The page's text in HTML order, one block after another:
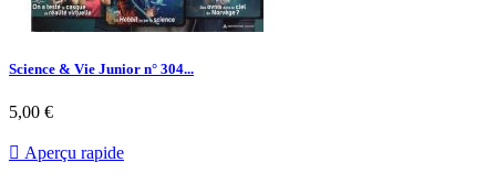
Science & Vie Junior n° 304...
Prix
5,00 €
 Aperçu rapide